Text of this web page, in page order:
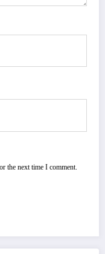
the next time I comment.